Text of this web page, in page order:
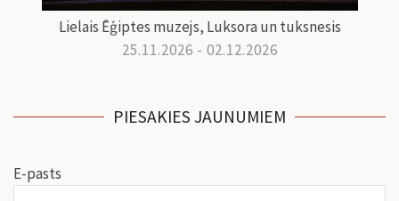
Lielais Ēģiptes muzejs, Luksora un tuksnesis
25.11.2026 - 02.12.2026
PIESAKIES JAUNUMIEM
E-pasts